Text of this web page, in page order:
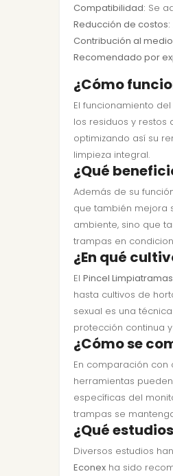
Compatibilidad: Se
Reducción de costos:
Contribución al
Recomendado por
¿Cómo
El funcionamiento del
los residuos y
optimizando así su
limpieza integral.
¿Qué
Además de su
que también mejora
ambiente, sino que
trampas en
¿En qué
El Pincel
hasta cultivos de
sexual es una
protección continua
¿Cómo se
En comparación con
herramientas
específicas del
trampas se
¿Qué
Diversos estudios
Econex ha sido